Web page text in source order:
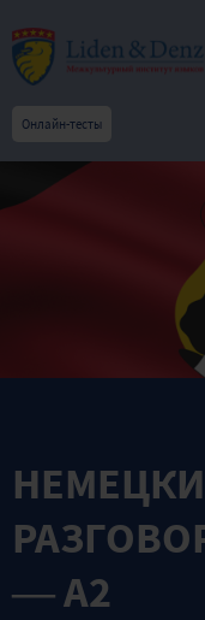
Онлайн-тесты
— A2